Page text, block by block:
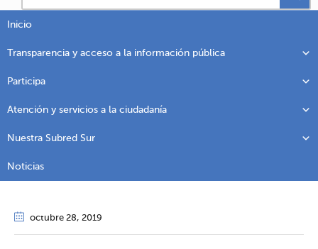
Inicio
Transparencia y acceso a la información pública
Participa
Atención y servicios a la ciudadanía
Nuestra Subred Sur
Noticias
octubre 28, 2019